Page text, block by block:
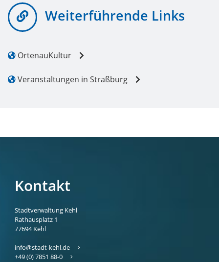
Weiterführende Links
OrtenauKultur
Veranstaltungen in Straßburg
Kontakt
Stadtverwaltung Kehl
Rathausplatz 1
77694 Kehl
info@stadt-kehl.de
+49 (0) 7851 88-0